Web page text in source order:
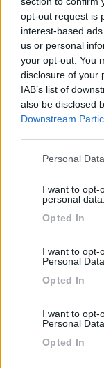
opt-out request is
interest-based
us or personal
your opt-out. You
disclosure of your
IAB’s list of
also be disclosed
Downstream
Please note that
not limited to
grant or deny
use your data for
Personal
I want to opt-
personal data.
Opted In
I want to opt-
Personal Data.
Opted In
I want to opt-
Personal
Opted In
ver...
Comacchio (FE) -
Viale Libia 133 - Lido
Campeggio
Camping Mare
Servizi /